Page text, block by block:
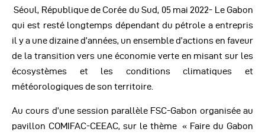
Séoul, République de Corée du Sud, 05 mai 2022- Le Gabon
qui est resté longtemps dépendant du pétrole a entrepris
il y a une dizaine d’années, un ensemble d’actions en faveur
de la transition vers une économie verte en misant sur les
écosystèmes et les conditions climatiques et
météorologiques de son territoire.
Au cours d’une session parallèle FSC-Gabon organisée au
pavillon COMIFAC-CEEAC, sur le thème« Faire du Gabon